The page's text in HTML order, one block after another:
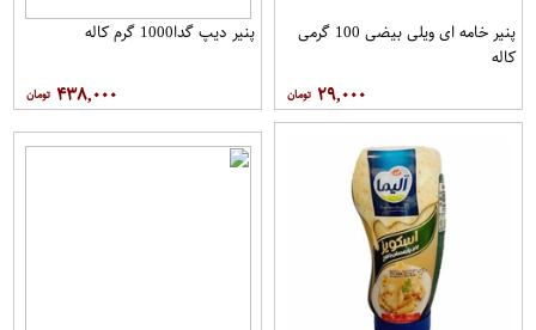
پنیر خامه ای ویلی بیضی 100 گرمی
کاله
۲۹,۰۰۰
پنیر دیپ گدا1000 گرم کاله
۴۳۸,۰۰۰